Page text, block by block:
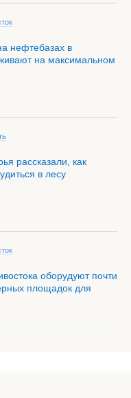
нефтебазах в
на максимальном
рассказали, как
в лесу
оборудуют почти
площадок для